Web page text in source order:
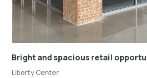
Bright and spacious retail
Liberty Center